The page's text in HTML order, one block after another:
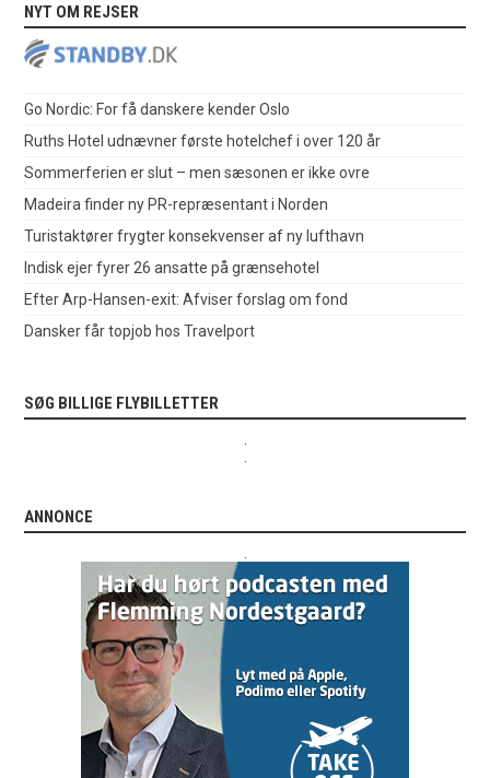
NYT OM REJSER
Go Nordic: For få danskere kender Oslo
Ruths Hotel udnævner første hotelchef i over 120 år
Sommerferien er slut – men sæsonen er ikke ovre
Madeira finder ny PR-repræsentant i Norden
Turistaktører frygter konsekvenser af ny lufthavn
Indisk ejer fyrer 26 ansatte på grænsehotel
Efter Arp-Hansen-exit: Afviser forslag om fond
Dansker får topjob hos Travelport
SØG BILLIGE FLYBILLETTER
ANNONCE